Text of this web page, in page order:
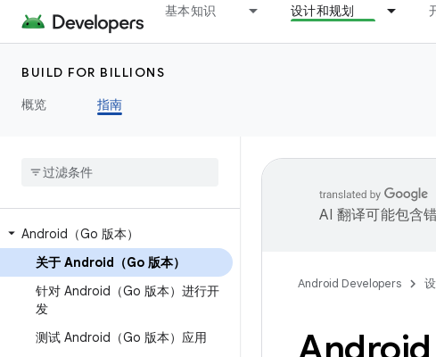
基本知识 设计和规划
BUILD FOR BILLIONS
概览
指南
Android（Go 版本）
关于 Android（Go 版本）
针对 Android（Go 版本）进行开
发
测试 Android（Go 版本）应用
AI 翻译可能包含错
Android Developers
Android